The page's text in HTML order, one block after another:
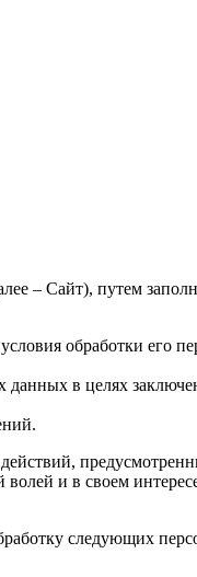
– Сайт), путем
обработки его
данных в целях
и в своем
следующих